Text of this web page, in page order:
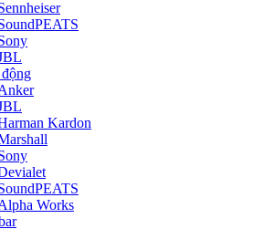
Kardon
Works